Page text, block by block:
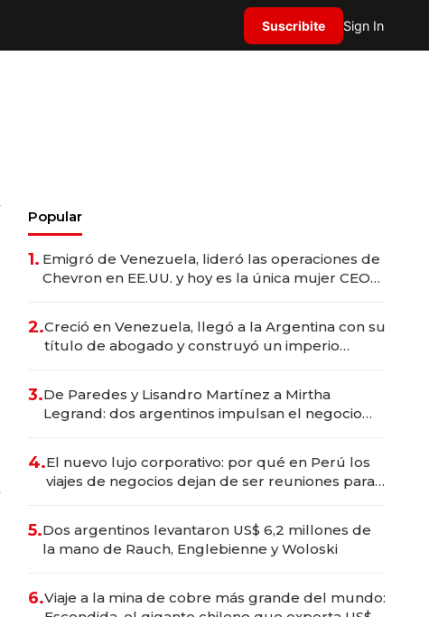
Suscribite Sign In
Popular
1. Emigró de Venezuela, lideró las operaciones de
Chevron en EE.UU. y hoy es la única mujer CEO
2.Creció en Venezuela, llegó a la Argentina con su
título de abogado y construyó un imperio
3.De Paredes y Lisandro Martínez a Mirtha
Legrand: dos argentinos impulsan el negocio
4.El nuevo lujo corporativo: por qué en Perú los
viajes de negocios dejan de ser reuniones para
5.Dos argentinos levantaron US$ 6,2 millones de
la mano de Rauch, Englebienne y Woloski
6.Viaje a la mina de cobre más grande del mundo: